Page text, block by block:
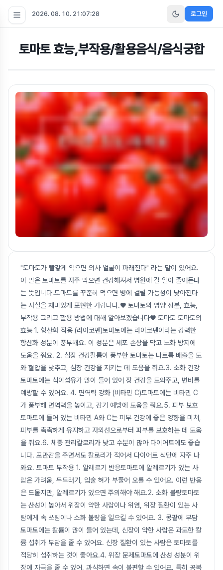
2026. 08. 10. 21:07:29 로그인
토마토 효능,부작용/활용음식/음식궁합
"토마토가 빨갛게 익으면 의사 얼굴이 파래진다" 라는 말이 있어요.
이 말은 토마토를 자주 먹으면 건강해져서 병원에 갈 일이 줄어든다
는 뜻입니다.토마토를 꾸준히 먹으면 병에 걸릴 가능성이 낮아진다
는 사실을 재미있게 표현한 거랍니다.♥ 토마토의 영양 성분, 효능,
부작용 그리고 활용 방법에 대해 알아보겠습니다♥ 토마토 토마토의
효능 1. 항산화 작용 (라이코펜)토마토에는 라이코펜이라는 강력한
항산화 성분이 풍부해요. 이 성분은 세포 손상을 막고 노화 방지에
도움을 줘요. 2. 심장 건강칼륨이 풍부한 토마토는 나트륨 배출을 도
와 혈압을 낮추고, 심장 건강을 지키는 데 도움을 줘요.3. 소화 건강
토마토에는 식이섬유가 많이 들어 있어 장 건강을 도와주고, 변비를
예방할 수 있어요. 4. 면역력 강화 (비타민 C)토마토에는 비타민 C
가 풍부해 면역력을 높이고, 감기 예방에 도움을 줘요.5. 피부 보호
토마토에 들어 있는 비타민 A와 C는 피부 건강에 좋은 영향을 미쳐,
피부를 촉촉하게 유지하고 자외선으로부터 피부를 보호하는 데 도움
을 줘요.6. 체중 관리칼로리가 낮고 수분이 많아 다이어트에도 좋습
니다. 포만감을 주면서도 칼로리가 적어서 다이어트 식단에 자주 나
와요. 토마토 부작용 1. 알레르기 반응토마토에 알레르기가 있는 사
람은 가려움, 두드러기, 입술 혀가 부풀어 오를 수 있어요. 이런 반응
은 드물지만, 알레르기가 있으면 주의해야 해요.2. 소화 불량토마토
는 산성이 높아서 위장이 약한 사람이나 위염, 위장 질환이 있는 사
람에게 속 쓰림이나 소화 불량을 일으킬 수 있어요. 3. 콩팥에 부담
토마토에는 칼륨이 많이 들어 있는데, 신장이 약한 사람은 과도한 칼
륨 섭취가 부담을 줄 수 있어요. 신장 질환이 있는 사람은 토마토를
적당히 섭취하는 것이 좋아요.4. 위장 문제토마토에 산성 성분이 위
장에 자극을 줄 수 있어, 과식하면 속이 불편할 수 있어요. 특히 공복